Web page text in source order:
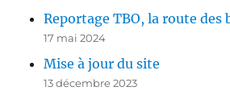
Reportage TBO, la route des
17 mai 2024
Mise à jour du site
13 décembre 2023